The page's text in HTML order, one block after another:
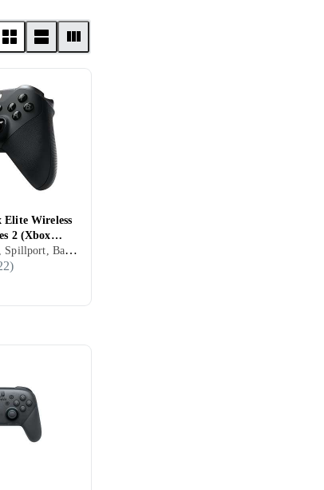
Wireless
2 (Xbox
USB, Bluetooth, Spillport, Batteridrevet, PC, Xbox One, Mobil, Programmerbar, Vibrasjonsfunksjon
)